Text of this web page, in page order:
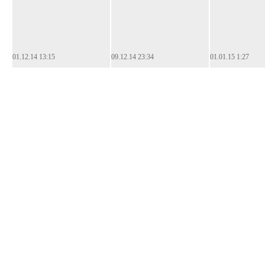
01.12.14 13:15 09.12.14 23:34 01.01.15 1:27